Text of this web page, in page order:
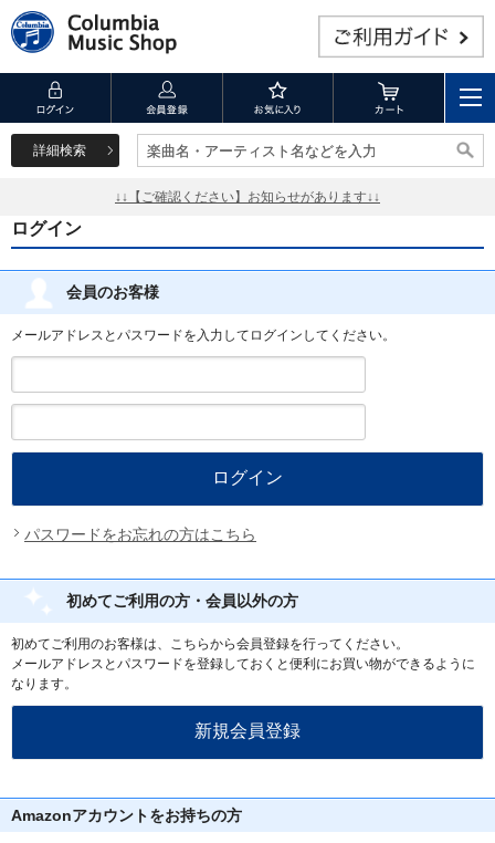
詳細検索 楽曲名・アーティスト名などを入力
楽曲名・アーティスト名などを入力
↓↓【ご確認ください】お知らせがあります↓↓
ログイン
会員のお客様
メールアドレスとパスワードを入力してログインしてください。
パスワードをお忘れの方はこちら
初めてご利用の方・会員以外の方
初めてご利用のお客様は、こちらから会員登録を行ってください。
メールアドレスとパスワードを登録しておくと便利にお買い物ができるように
なります。
Amazonアカウントをお持ちの方